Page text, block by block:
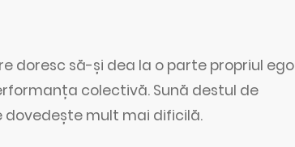
doresc să-și dea la o parte propriul ego
colectivă. Sună destul de
dovedește mult mai dificilă.